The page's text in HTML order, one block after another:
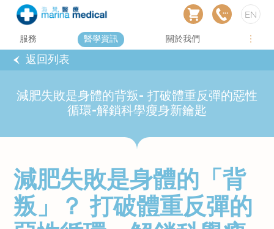
EN
服務 醫學資訊 關於我們
返回列表
減肥失敗是身體的背叛- 打破體重反彈的惡性
循環-解鎖科學瘦身新鑰匙
減肥失敗是身體的 「背
叛 」
？ 打破體重反彈的